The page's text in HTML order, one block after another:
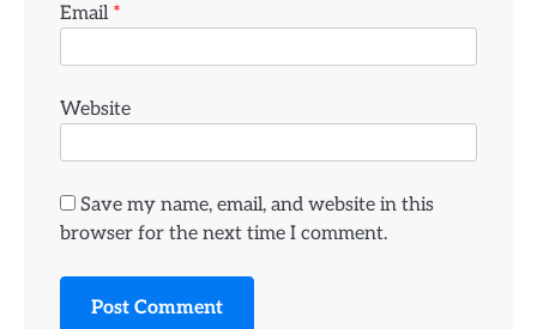
Email *
Website
Save my name, email, and website in this
browser for the next time I comment.